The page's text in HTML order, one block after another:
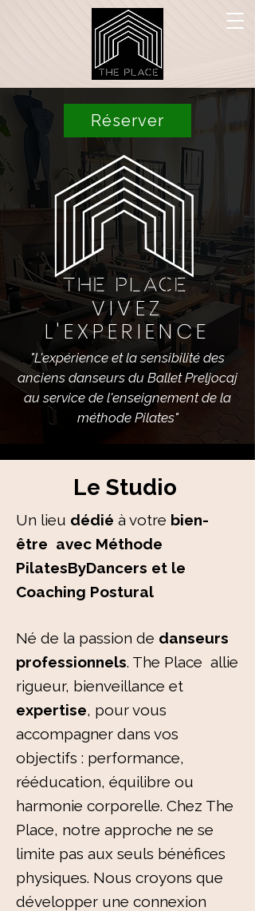
Réserver
VIVEZ
L'EXPERIENCE
"L'expérience et la sensibilité des
anciens danseurs du Ballet Preljocaj
au service de l'enseignement de la
méthode Pilates"
Le Studio
Un lieu dédié à votre bien-
être avec Méthode
PilatesByDancers et le
Coaching Postural
Né de la passion de danseurs
professionnels. The Place allie
rigueur, bienveillance et
expertise, pour vous
accompagner dans vos
objectifs : performance,
rééducation, équilibre ou
harmonie corporelle. Chez The
Place, notre approche ne se
limite pas aux seuls bénéfices
physiques. Nous croyons que
développer une connexion